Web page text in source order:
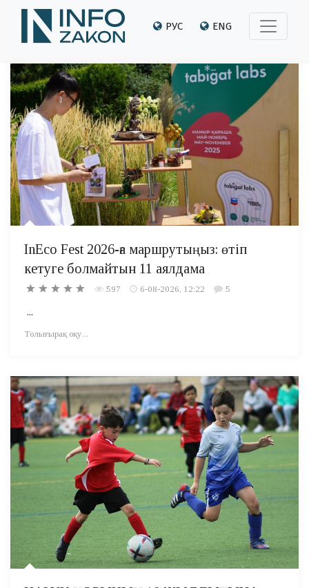
РУС ENG
InEco Fest 2026-ға маршрутыңыз: өтіп
кетуге болмайтын 11 аялдама
597 6-08-2026, 12:22 5
...
Толығырақ оқу...